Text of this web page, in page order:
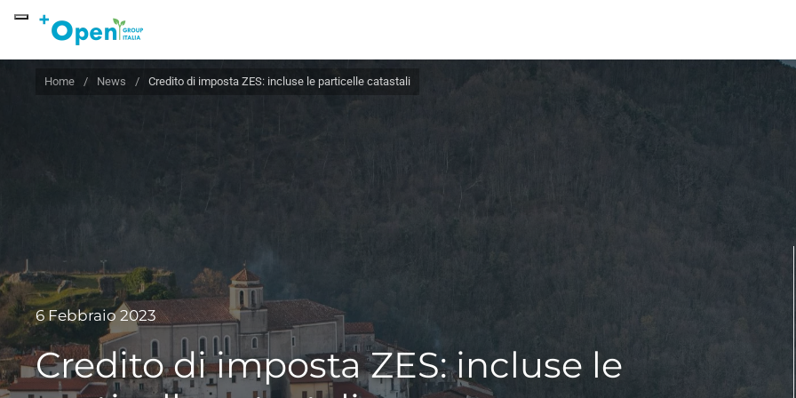
Skip to main content
Home News Credito di imposta ZES: incluse le particelle catastali
6 Febbraio 2023
Credito di imposta ZES: incluse le